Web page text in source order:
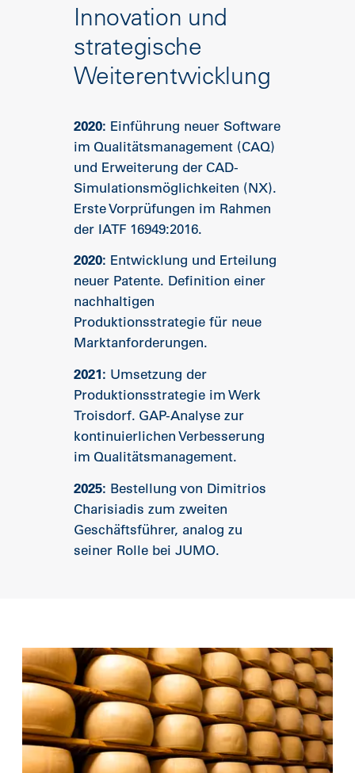
Innovation und
strategische
Weiterentwicklung
2020: Einführung neuer Software
im Qualitätsmanagement (CAQ)
und Erweiterung der CAD-
Simulationsmöglichkeiten (NX).
Erste Vorprüfungen im Rahmen
der IATF 16949:2016.
2020: Entwicklung und Erteilung
neuer Patente. Definition einer
nachhaltigen
Produktionsstrategie für neue
Marktanforderungen.
2021: Umsetzung der
Produktionsstrategie im Werk
Troisdorf. GAP-Analyse zur
kontinuierlichen Verbesserung
im Qualitätsmanagement.
2025: Bestellung von Dimitrios
Charisiadis zum zweiten
Geschäftsführer, analog zu
seiner Rolle bei JUMO.